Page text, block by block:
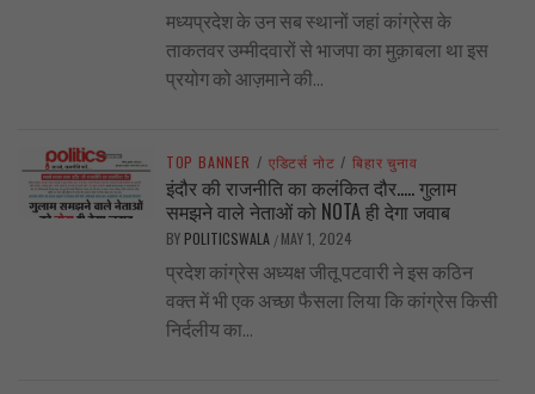
मध्यप्रदेश के उन सब स्थानों जहां कांग्रेस के
ताकतवर उम्मीदवारों से भाजपा का मुक़ाबला था इस
प्रयोग को आज़माने की...
TOP BANNER / एडिटर्स नोट / बिहार चुनाव
इंदौर की राजनीति का कलंकित दौर….. गुलाम
समझने वाले नेताओं को NOTA ही देगा जवाब
BY POLITICSWALA / MAY 1, 2024
प्रदेश कांग्रेस अध्यक्ष जीतू पटवारी ने इस कठिन
वक्त में भी एक अच्छा फैसला लिया कि कांग्रेस किसी
निर्दलीय का...